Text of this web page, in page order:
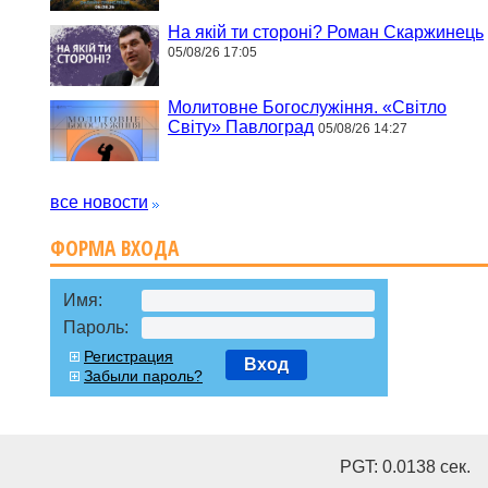
На якій ти стороні? Роман Скаржинець
05/08/26 17:05
Молитовне Богослужіння. «Світло
Світу» Павлоград 05/08/26 14:27
все новости
ФОРМА ВХОДА
Имя:
Пароль:
Регистрация
Забыли пароль?
Вход
PGT: 0.0138 cек.